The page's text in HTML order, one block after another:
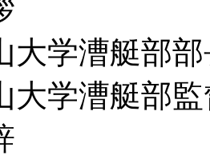
大学漕艇部
大学漕艇